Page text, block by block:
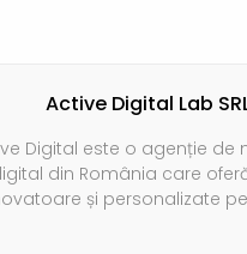
Active Digital Lab
Digital este o agenție de
din România care
și personalizate